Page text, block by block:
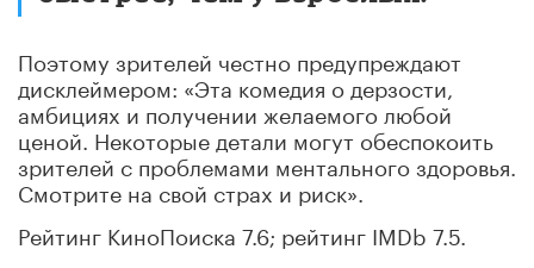
Поэтому зрителей честно предупреждают
дисклеймером: «Эта комедия о дерзости,
амбициях и получении желаемого любой
ценой. Некоторые детали могут обеспокоить
зрителей с проблемами ментального здоровья.
Смотрите на свой страх и риск».
Рейтинг КиноПоиска 7.6; рейтинг IMDb 7.5.